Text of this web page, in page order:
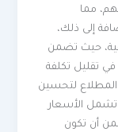
مما
إلى ذلك،
حيث تضمن
تكلفة
لتحسين
الأسعار
أن تكون